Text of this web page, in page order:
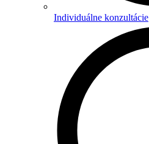
Individuálne konzultácie